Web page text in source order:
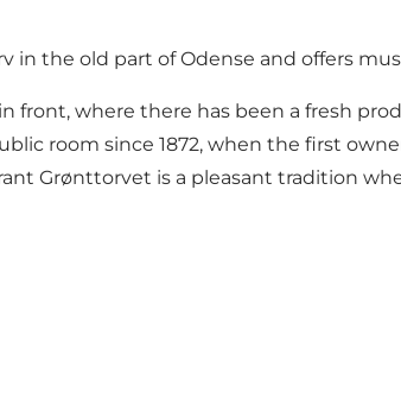
in the old part of Odense and offers
front, where there has been a fresh
room since 1872, when the first
Grønttorvet is a pleasant tradition